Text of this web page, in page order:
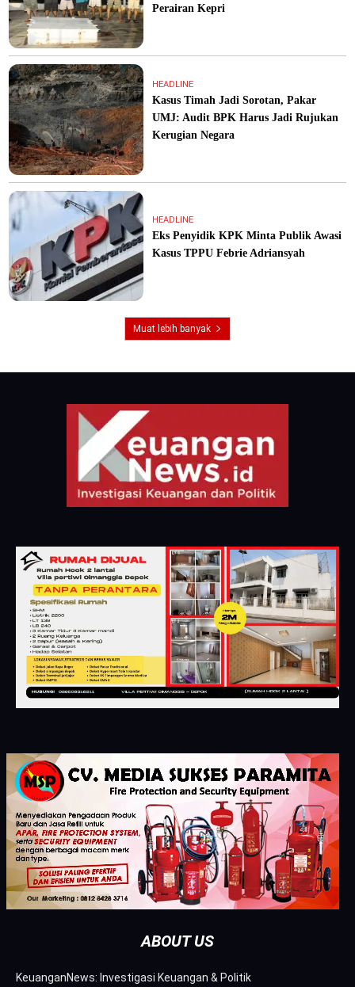
Perairan Kepri
HEADLINE
Kasus Timah Jadi Sorotan, Pakar
UMJ: Audit BPK Harus Jadi Rujukan
Kerugian Negara
HEADLINE
Eks Penyidik KPK Minta Publik Awasi
Kasus TPPU Febrie Adriansyah
Muat lebih banyak
ABOUT US
KeuanganNews: Investigasi Keuangan & Politik